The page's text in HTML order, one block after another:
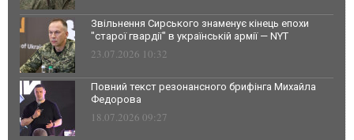
Звільнення Сирського знаменує кінець епохи
"старої гвардії" в українській армії — NYT
23.07.2026 10:32
Повний текст резонансного брифінга Михайла
Федорова
18.07.2026 09:27